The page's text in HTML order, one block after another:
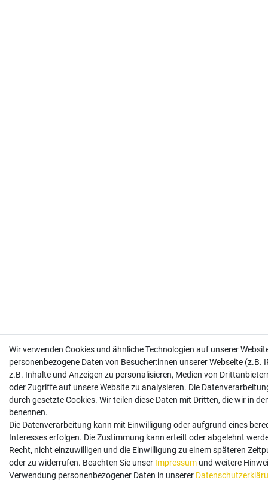
Wir verwenden Cookies und ähnliche Technologien auf unserer
personenbezogene Daten von Besucher:innen unserer Webseite (z.B.
z.B. Inhalte und Anzeigen zu personalisieren, Medien von
oder Zugriffe auf unsere Website zu analysieren. Die
durch gesetzte Cookies. Wir teilen diese Daten mit Dritten, die wir in
benennen.
Die Datenverarbeitung kann mit Einwilligung oder aufgrund eines
Interesses erfolgen. Die Zustimmung kann erteilt oder abgelehnt
Recht, nicht einzuwilligen und die Einwilligung zu einem späteren
oder zu widerrufen. Beachten Sie unser Impressum und weitere
Verwendung personenbezogener Daten in unserer